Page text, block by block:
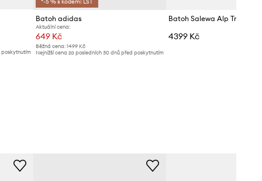
poskytnutím
*-5 % s kódem: LST
Batoh adidas
Aktuální cena:
649 Kč
Běžná cena:1499 Kč
Nejnižší cena za posledních 30 dnů před poskytnutím
Batoh Salewa Alp Trainer
4399 Kč